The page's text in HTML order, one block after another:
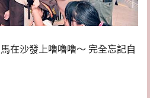
在沙發上嚕嚕嚕～ 完全忘記自